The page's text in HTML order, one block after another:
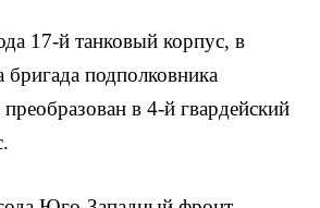
17-й танковый корпус, в
бригада подполковника
в 4-й гвардейский